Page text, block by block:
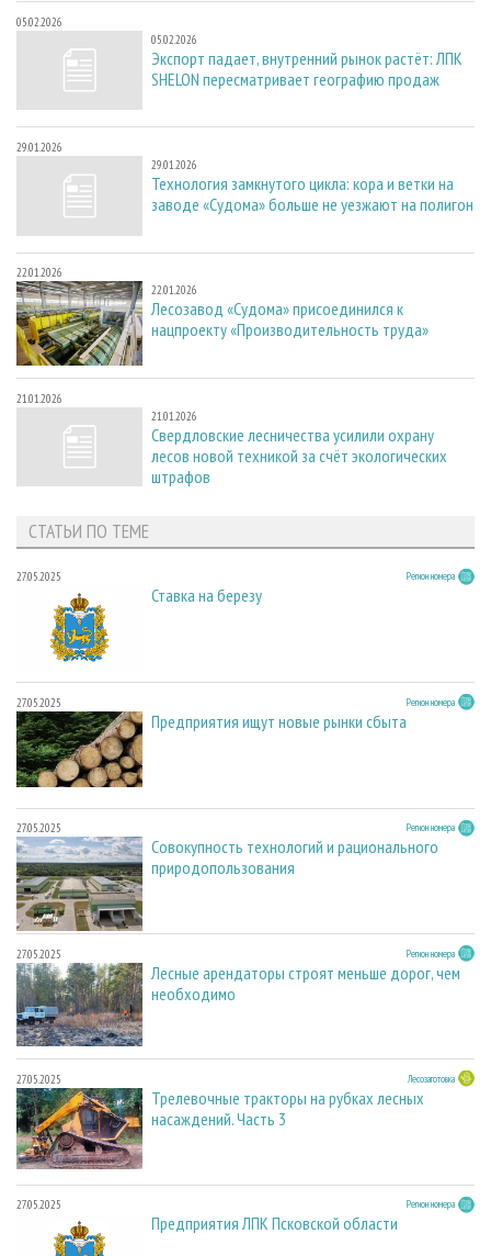
05.02.2026
05.02.2026
Экспорт падает, внутренний рынок растёт: ЛПК
SHELON пересматривает географию продаж
29.01.2026
29.01.2026
Технология замкнутого цикла: кора и ветки на
заводе «Судома» больше не уезжают на полигон
22.01.2026
22.01.2026
Лесозавод «Судома» присоединился к
нацпроекту «Производительность труда»
21.01.2026
21.01.2026
Свердловские лесничества усилили охрану
лесов новой техникой за счёт экологических
штрафов
СТАТЬИ ПО ТЕМЕ
27.05.2025 Регион номера
Ставка на березу
27.05.2025 Регион номера
Предприятия ищут новые рынки сбыта
27.05.2025 Регион номера
Совокупность технологий и рационального
природопользования
27.05.2025 Регион номера
Лесные арендаторы строят меньше дорог, чем
необходимо
27.05.2025 Лесозаготовка
Трелевочные тракторы на рубках лесных
насаждений. Часть 3
27.05.2025 Регион номера
Предприятия ЛПК Псковской области